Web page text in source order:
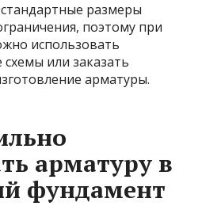
размеры
поэтому при
использовать
или заказать
арматуры.
арматуру в
фундамент